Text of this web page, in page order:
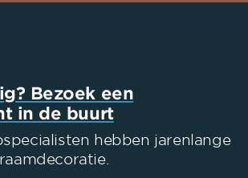
Bezoek een
in de buurt
hebben jarenlange